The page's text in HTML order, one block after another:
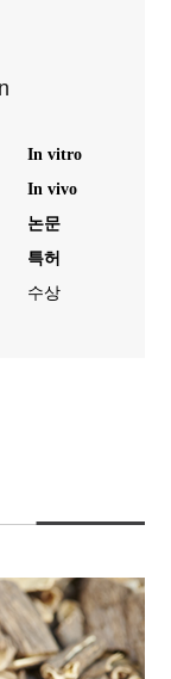
In vitro
In vivo
논문
특허
수상